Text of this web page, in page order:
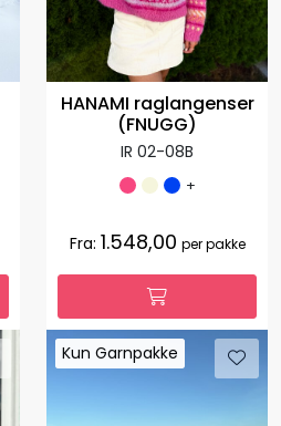
HANAMI raglangenser
(FNUGG)
IR 02-08B
+
Fra: 1.548,00 per pakke
Kun Garnpakke
Kun Garnpakke